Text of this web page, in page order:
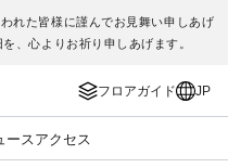
れた皆様に謹んでお見舞い申しあげ
、心よりお祈り申しあげます。
フロアガイド JP
ース アクセス